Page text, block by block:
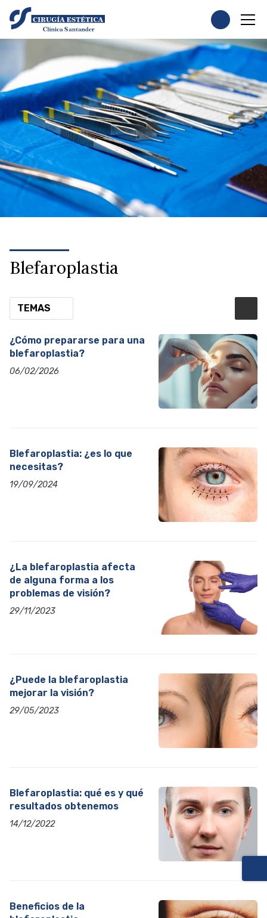
Blefaroplastia
TEMAS
¿Cómo prepararse para una
blefaroplastia?
06/02/2026
Blefaroplastia: ¿es lo que
necesitas?
19/09/2024
¿La blefaroplastia afecta
de alguna forma a los
problemas de visión?
29/11/2023
¿Puede la blefaroplastia
mejorar la visión?
29/05/2023
Blefaroplastia: qué es y qué
resultados obtenemos
14/12/2022
Beneficios de la